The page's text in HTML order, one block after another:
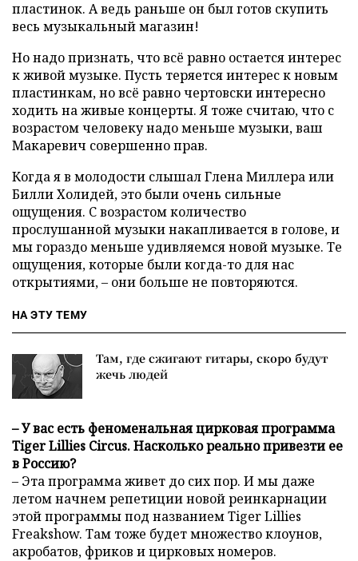
пластинок. А ведь раньше он был готов скупить
весь музыкальный магазин!
Но надо признать, что всё равно остается интерес
к живой музыке. Пусть теряется интерес к новым
пластинкам, но всё равно чертовски интересно
ходить на живые концерты. Я тоже считаю, что с
возрастом человеку надо меньше музыки, ваш
Макаревич совершенно прав.
Когда я в молодости слышал Глена Миллера или
Билли Холидей, это были очень сильные
ощущения. С возрастом количество
прослушанной музыки накапливается в голове, и
мы гораздо меньше удивляемся новой музыке. Те
ощущения, которые были когда-то для нас
открытиями, – они больше не повторяются.
НА ЭТУ ТЕМУ
Там, где сжигают гитары, скоро будут
жечь людей
– У вас есть феноменальная цирковая программа
Tiger Lillies Circus. Насколько реально привезти ее
в Россию?
– Эта программа живет до сих пор. И мы даже
летом начнем репетиции новой реинкарнации
этой программы под названием Tiger Lillies
Freakshow. Там тоже будет множество клоунов,
акробатов, фриков и цирковых номеров.